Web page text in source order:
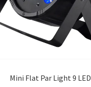
Mini Flat Par Light 9 LED